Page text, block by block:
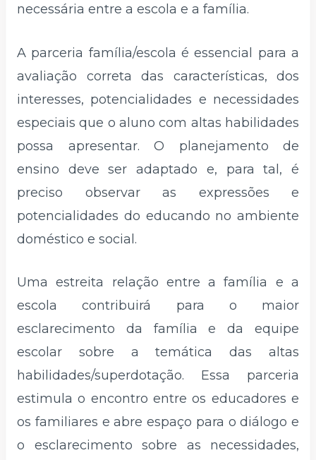
necessária entre a escola e a família.
A parceria família/escola é essencial para a
avaliação correta das características, dos
interesses, potencialidades e necessidades
especiais que o aluno com altas habilidades
possa apresentar. O planejamento de
ensino deve ser adaptado e, para tal, é
preciso observar as expressões e
potencialidades do educando no ambiente
doméstico e social.
Uma estreita relação entre a família e a
escola contribuirá para o maior
esclarecimento da família e da equipe
escolar sobre a temática das altas
habilidades/superdotação. Essa parceria
estimula o encontro entre os educadores e
os familiares e abre espaço para o diálogo e
o esclarecimento sobre as necessidades,